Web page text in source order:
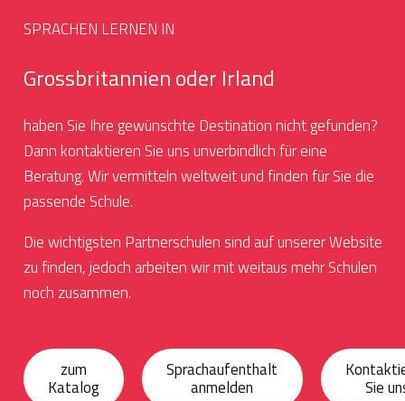
SPRACHEN LERNEN IN
Grossbritannien oder Irland
haben Sie Ihre gewünschte Destination nicht gefunden?
Dann kontaktieren Sie uns unverbindlich für eine
Beratung. Wir vermitteln weltweit und finden für Sie die
passende Schule.
Die wichtigsten Partnerschulen sind auf unserer Website
zu finden, jedoch arbeiten wir mit weitaus mehr Schulen
noch zusammen.
zum
Katalog
Sprachaufenthalt
anmelden Sie